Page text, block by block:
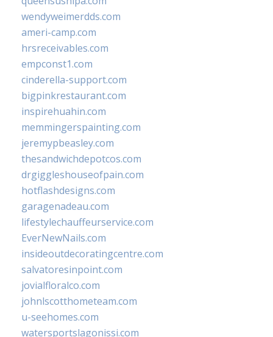
wendyweimerdds.com
ameri-camp.com
hrsreceivables.com
empconst1.com
cinderella-support.com
bigpinkrestaurant.com
inspirehuahin.com
memmingerspainting.com
jeremypbeasley.com
thesandwichdepotcos.com
drgiggleshouseofpain.com
hotflashdesigns.com
garagenadeau.com
lifestylechauffeurservice.com
EverNewNails.com
insideoutdecoratingcentre.com
salvatoresinpoint.com
jovialfloralco.com
johnlscotthometeam.com
u-seehomes.com
watersportslagonissi.com